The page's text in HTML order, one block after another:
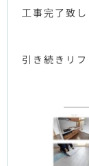
工事完了致
引き続きリ